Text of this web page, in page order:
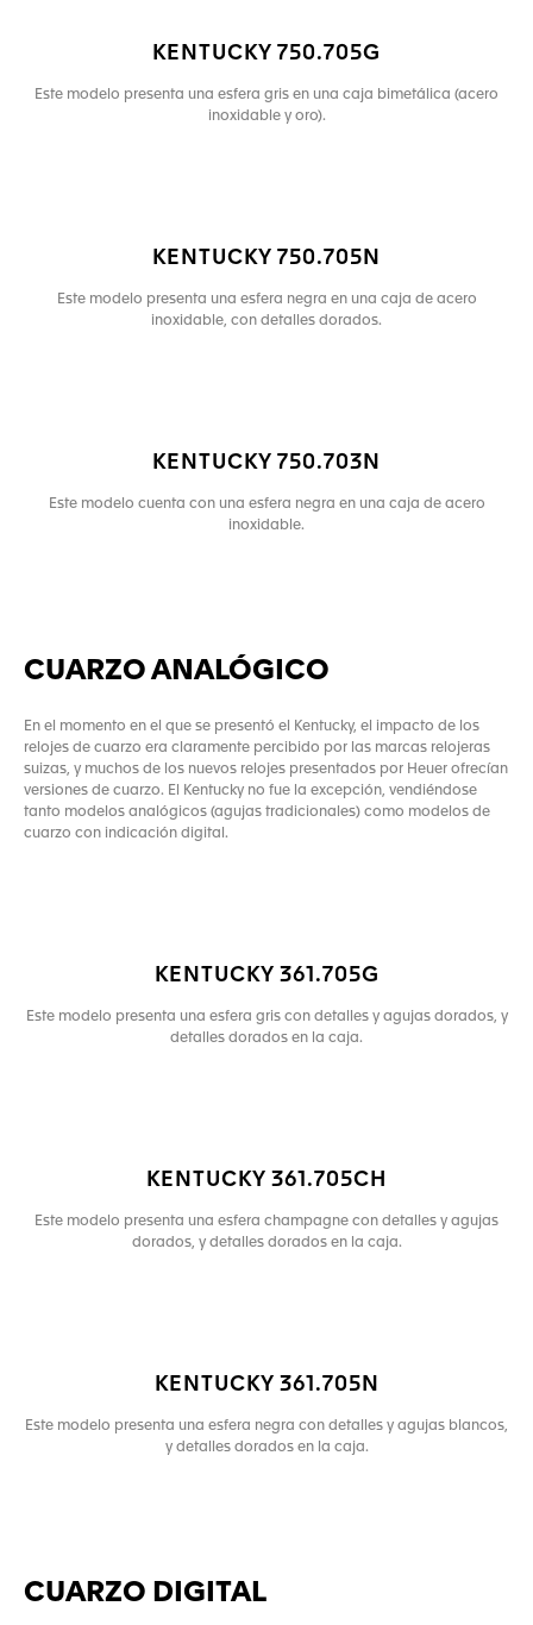
KENTUCKY 750.705G
Este modelo presenta una esfera gris en una caja bimetálica (acero
inoxidable y oro).
KENTUCKY 750.705N
Este modelo presenta una esfera negra en una caja de acero
inoxidable, con detalles dorados.
KENTUCKY 750.703N
Este modelo cuenta con una esfera negra en una caja de acero
inoxidable.
CUARZO ANALÓGICO
En el momento en el que se presentó el Kentucky, el impacto de los
relojes de cuarzo era claramente percibido por las marcas relojeras
suizas, y muchos de los nuevos relojes presentados por Heuer ofrecían
versiones de cuarzo. El Kentucky no fue la excepción, vendiéndose
tanto modelos analógicos (agujas tradicionales) como modelos de
cuarzo con indicación digital.
KENTUCKY 361.705G
Este modelo presenta una esfera gris con detalles y agujas dorados, y
detalles dorados en la caja.
KENTUCKY 361.705CH
Este modelo presenta una esfera champagne con detalles y agujas
dorados, y detalles dorados en la caja.
KENTUCKY 361.705N
Este modelo presenta una esfera negra con detalles y agujas blancos,
y detalles dorados en la caja.
CUARZO DIGITAL